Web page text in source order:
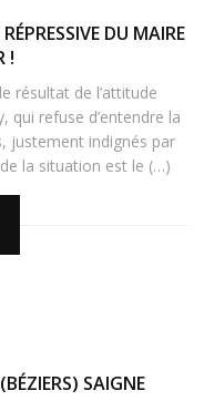
DU MAIRE
!
résultat de l’attitude
qui refuse d’entendre la
justement indignés par
la situation est le (…)
SAIGNE